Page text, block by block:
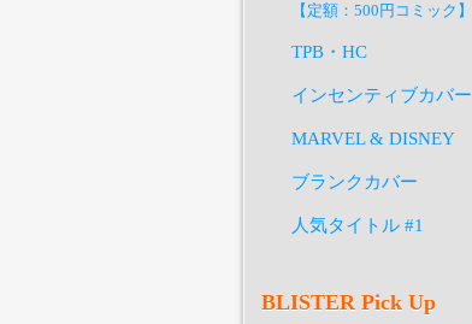
【定額：500円コミック】
TPB・HC
インセンティブカバー
MARVEL & DISNEY
ブランクカバー
人気タイトル #1
BLISTER Pick Up